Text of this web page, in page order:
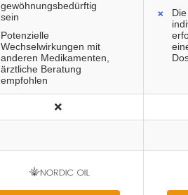
gewöhnungsbedürftig
sein
Potenzielle
Wechselwirkungen mit
anderen Medikamenten,
ärztliche Beratung
empfohlen